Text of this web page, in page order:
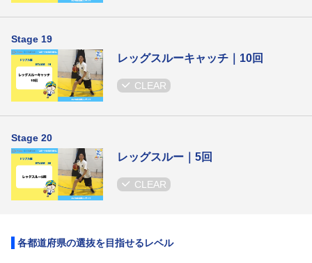
Stage 19
レッグスルーキャッチ｜10回
CLEAR
Stage 20
レッグスルー｜5回
CLEAR
各都道府県の選抜を目指せるレベル